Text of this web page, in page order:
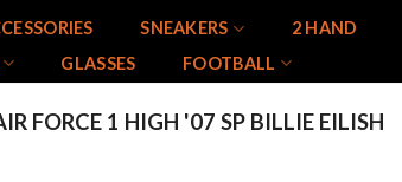
SNEAKERS 2 HAND
GLASSES FOOTBALL
FORCE 1 HIGH '07 SP BILLIE EILISH